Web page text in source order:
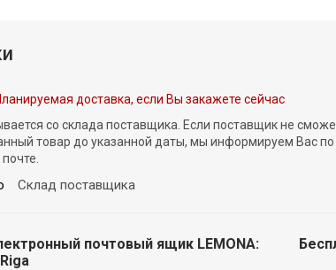
доставка, если Вы закажете сейчас
со склада поставщика. Если поставщик не
товар до указанной даты, мы информируем Вас по
Склад поставщика
почтовый ящик LEMONA: